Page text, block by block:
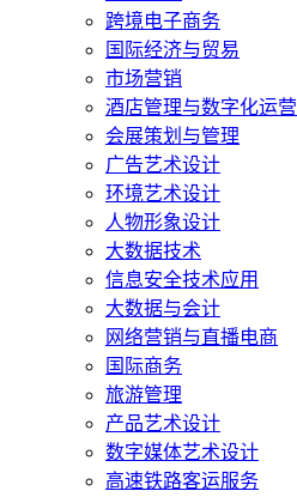
跨境电子商务
国际经济与贸易
市场营销
酒店管理与数字化运营
会展策划与管理
广告艺术设计
环境艺术设计
人物形象设计
大数据技术
信息安全技术应用
大数据与会计
网络营销与直播电商
国际商务
旅游管理
产品艺术设计
数字媒体艺术设计
高速铁路客运服务